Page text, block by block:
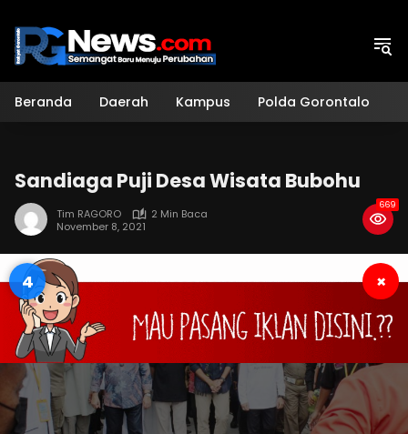
konten
Beranda Daerah Kampus Polda Gorontalo
Sandiaga Puji Desa Wisata Bubohu
Tim RAGORO
2 Min Baca
November 8, 2021
669
3 ×